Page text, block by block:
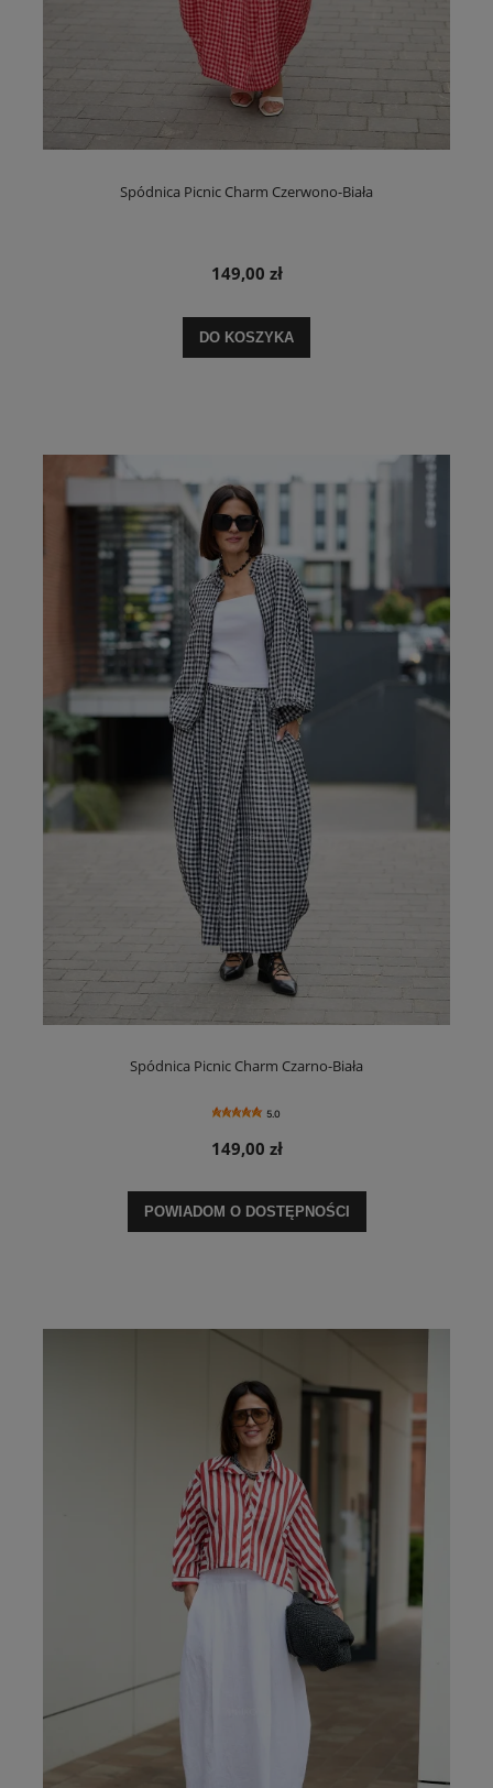
Spódnica Picnic Charm Czerwono-Biała
149,00 zł
DO KOSZYKA
Spódnica Picnic Charm Czarno-Biała
5.0
149,00 zł
POWIADOM O DOSTĘPNOŚCI